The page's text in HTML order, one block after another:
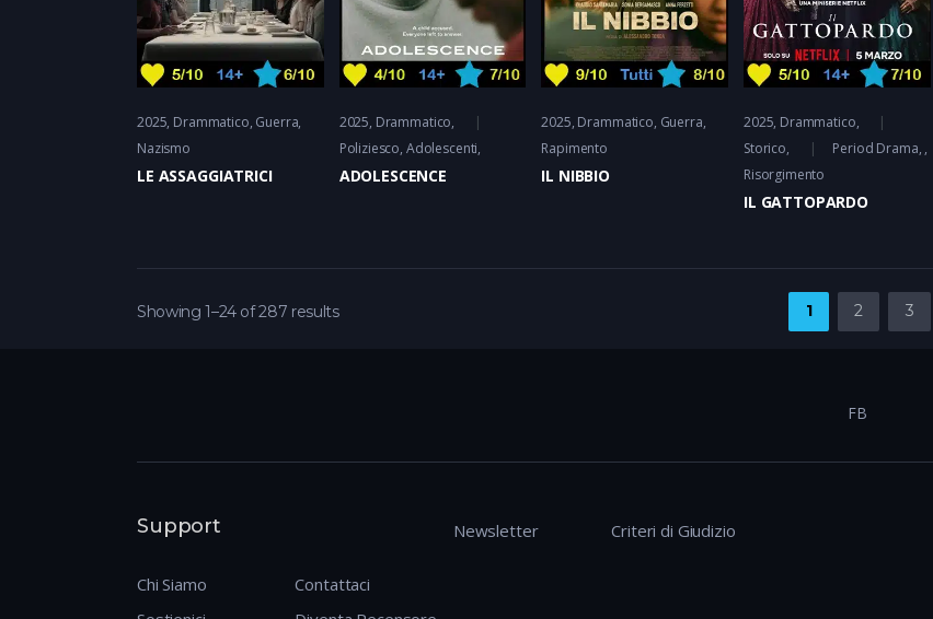
2025 Drammatico Guerra
Nazismo
LE ASSAGGIATRICI
2025 Drammatico,
Poliziesco Adolescenti
ADOLESCENCE
2025 Drammatico Guerra
Rapimento
IL NIBBIO
2025 Drammatico,
Storico,
Period Drama
Risorgimento
IL GATTOPARDO
Showing 1–24 of 287 results 1 2 3
FB
Support
Chi Siamo
Contattaci
Newsletter Criteri di Giudizio